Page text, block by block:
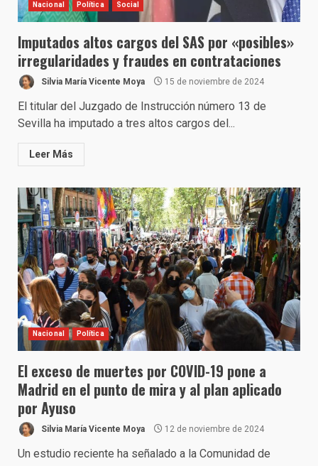
Nacional Política Social
Imputados altos cargos del SAS por «posibles»
irregularidades y fraudes en contrataciones
Silvia María Vicente Moya 15 de noviembre de 2024
El titular del Juzgado de Instrucción número 13 de
Sevilla ha imputado a tres altos cargos del...
Leer Más
Nacional Política
El exceso de muertes por COVID-19 pone a
Madrid en el punto de mira y al plan aplicado
por Ayuso
Silvia María Vicente Moya 12 de noviembre de 2024
Un estudio reciente ha señalado a la Comunidad de